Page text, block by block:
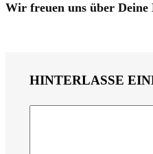
Wir freuen uns über Deine
HINTERLASSE